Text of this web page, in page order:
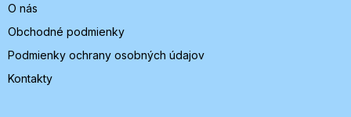
O nás
Obchodné podmienky
Podmienky ochrany osobných údajov
Kontakty